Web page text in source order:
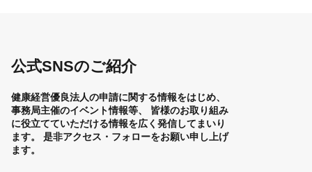
公式SNSのご紹介
健康経営優良法人の申請に関する情報をはじめ、
事務局主催のイベント情報等、
皆様のお取り組み
に役立てていただける情報を広く発信してまいり
ます。
是非アクセス・フォローをお願い申し上げ
ます。